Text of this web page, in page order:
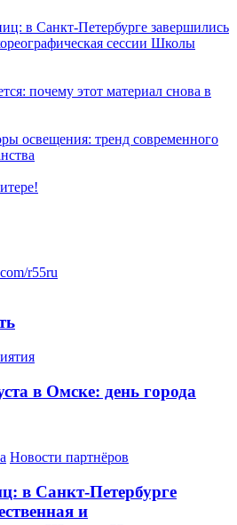
в Санкт-Петербурге завершились
сессии Школы
почему этот материал снова в
освещения: тренд современного
r55ru
в Омске: день города
Новости партнёров
в Санкт-Петербурге
и